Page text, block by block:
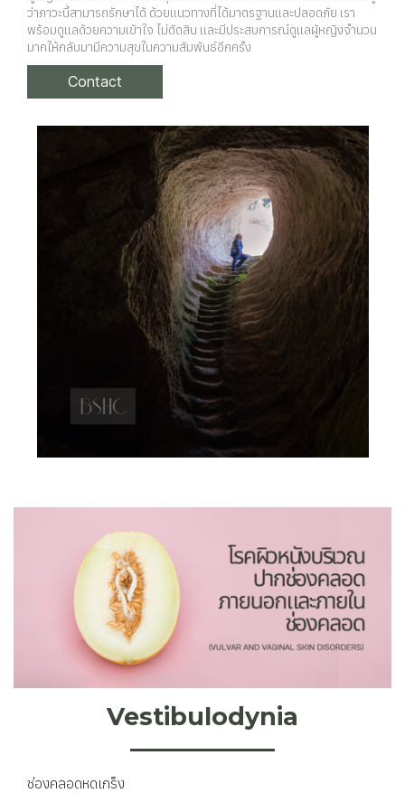
ว่าภาวะนี้สามารถรักษาได้ ด้วยแนวทางที่ได้มาตรฐานและปลอดภัย เรา
พร้อมดูแลด้วยความเข้าใจ ไม่ตัดสิน และมีประสบการณ์ดูแลผู้หญิงจำนวน
มากให้กลับมามีความสุขในความสัมพันธ์อีกครั้ง
Contact
Vestibulodynia
ช่องคลอดหดเกร็ง